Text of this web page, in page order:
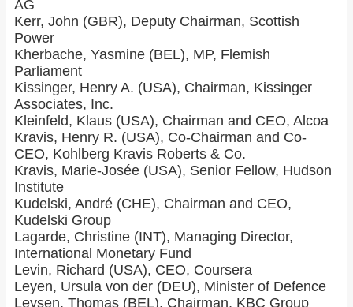
AG
Kerr, John (GBR), Deputy Chairman, Scottish
Power
Kherbache, Yasmine (BEL), MP, Flemish
Parliament
Kissinger, Henry A. (USA), Chairman, Kissinger
Associates, Inc.
Kleinfeld, Klaus (USA), Chairman and CEO, Alcoa
Kravis, Henry R. (USA), Co-Chairman and Co-
CEO, Kohlberg Kravis Roberts & Co.
Kravis, Marie-Josée (USA), Senior Fellow, Hudson
Institute
Kudelski, André (CHE), Chairman and CEO,
Kudelski Group
Lagarde, Christine (INT), Managing Director,
International Monetary Fund
Levin, Richard (USA), CEO, Coursera
Leyen, Ursula von der (DEU), Minister of Defence
Leysen, Thomas (BEL), Chairman, KBC Group